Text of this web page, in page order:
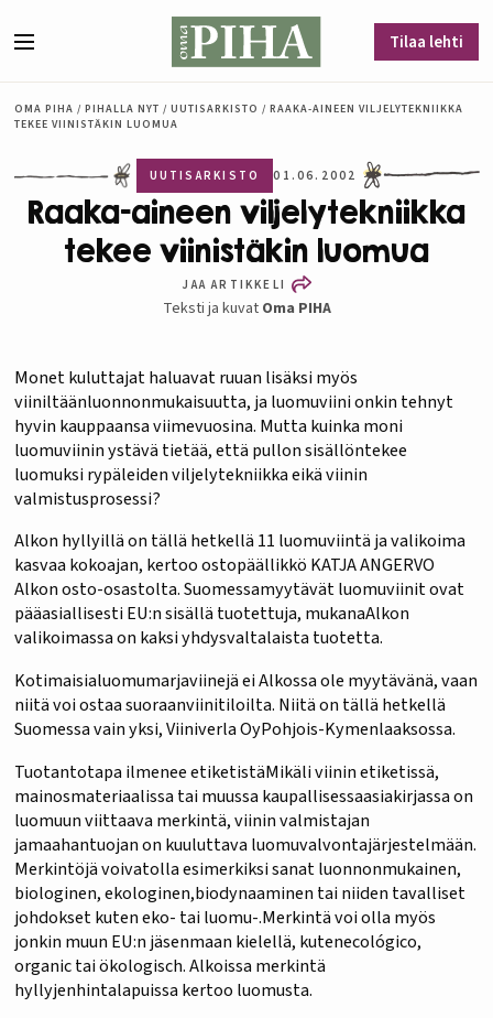
Tilaa lehti
OMA PIHA / PIHALLA NYT / UUTISARKISTO / RAAKA-AINEEN VILJELYTEKNIIKKA
TEKEE VIINISTÄKIN LUOMUA
UUTISARKISTO 01.06.2002
Raaka-aineen viljelytekniikka
tekee viinistäkin luomua
JAA ARTIKKELI
Teksti ja kuvat Oma PIHA
Monet kuluttajat haluavat ruuan lisäksi myös
viiniltäänluonnonmukaisuutta, ja luomuviini onkin tehnyt
hyvin kauppaansa viimevuosina. Mutta kuinka moni
luomuviinin ystävä tietää, että pullon sisällöntekee
luomuksi rypäleiden viljelytekniikka eikä viinin
valmistusprosessi?
Alkon hyllyillä on tällä hetkellä 11 luomuviintä ja valikoima
kasvaa kokoajan, kertoo ostopäällikkö KATJA ANGERVO
Alkon osto-osastolta. Suomessamyytävät luomuviinit ovat
pääasiallisesti EU:n sisällä tuotettuja, mukanaAlkon
valikoimassa on kaksi yhdysvaltalaista tuotetta.
Kotimaisialuomumarjaviinejä ei Alkossa ole myytävänä, vaan
niitä voi ostaa suoraanviinitiloilta. Niitä on tällä hetkellä
Suomessa vain yksi, Viiniverla OyPohjois-Kymenlaaksossa.
Tuotantotapa ilmenee etiketistäMikäli viinin etiketissä,
mainosmateriaalissa tai muussa kaupallisessaasiakirjassa on
luomuun viittaava merkintä, viinin valmistajan
jamaahantuojan on kuuluttava luomuvalvontajärjestelmään.
Merkintöjä voivatolla esimerkiksi sanat luonnonmukainen,
biologinen, ekologinen,biodynaaminen tai niiden tavalliset
johdokset kuten eko- tai luomu-.Merkintä voi olla myös
jonkin muun EU:n jäsenmaan kielellä, kutenecológico,
organic tai ökologisch. Alkoissa merkintä
hyllyjenhintalapuissa kertoo luomusta.